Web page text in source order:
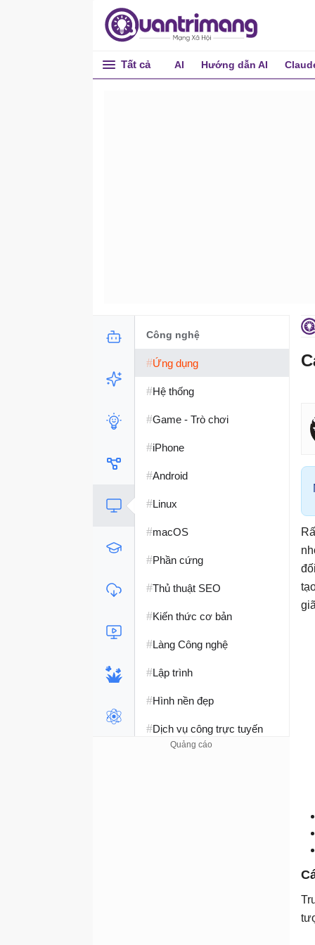
Tất cả AI Hướng dẫn AI
Công nghệ
#Ứng dụng
#Hệ thống
#Game - Trò chơi
#iPhone
#Android
#Linux
#macOS
#Phần cứng
#Thủ thuật SEO
#Kiến thức cơ bản
#Làng Công nghệ
#Lập trình
#Hình nền đẹp
#Dịch vụ công trực tuyến